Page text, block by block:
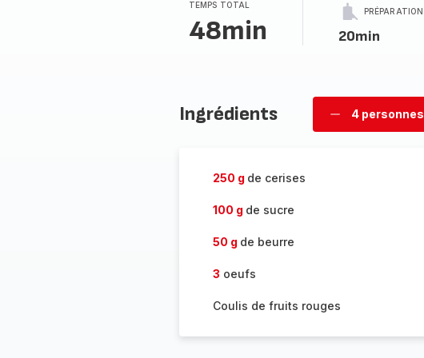
TEMPS TOTAL
48min
PRÉPARATION
20min
Ingrédients
Supprimer
4 personnes
250 g de cerises
100 g de sucre
50 g de beurre
3 oeufs
Coulis de fruits rouges